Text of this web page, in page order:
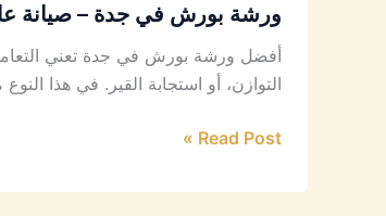
ورشة بورش في جدة – صيانة
أفضل ورشة بورش في جدة تعني
التوازن، أو استجابة القير. في هذا
Read Post »